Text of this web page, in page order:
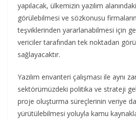
yapılacak, ülkemizin yazılım
görülebilmesi ve sözkonusu
teşviklerinden yararlanabilmesi için
vericiler tarafından tek noktadan
sağlayacaktır.
Yazılım envanteri çalışması ile aynı
sektörümüzdeki politika ve strateji
proje oluşturma süreçlerinin veriye
yürütülebilmesi yoluyla kamu